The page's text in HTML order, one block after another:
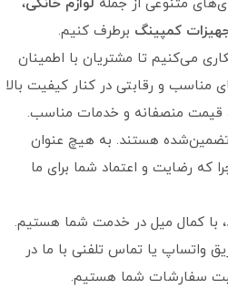
متنوعی از جمله لوازم خانگی،
کمپینگ برطرف کنیم.
می‌کنیم تا مشتریان با اطمینان
مناسب و رقابتی در کنار کیفیت بالا
قیمت منصفانه و خدمات مناسب.
هستند. به هیچ عنوان
که رضایت و اعتماد شما برای ما
با کمال میل در خدمت شما هستیم.
واتساپ یا تماس تلفنی با ما در
ثبت سفارشات شما هستیم.